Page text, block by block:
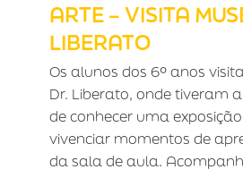
ARTE – VISITA
LIBERATO
Os alunos dos 6º anos
Dr. Liberato, onde tiveram
de conhecer uma
vivenciar momentos de
da sala de aula.